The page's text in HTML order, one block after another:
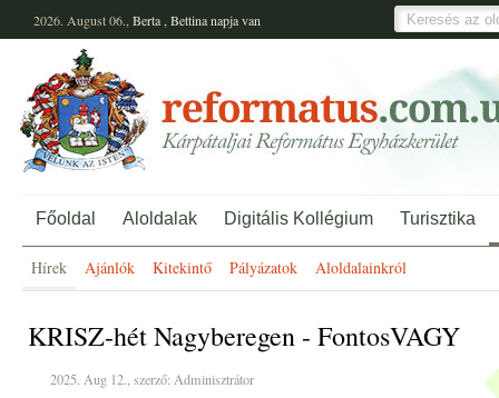
2026. August 06., Berta , Bettinanapja van
Főoldal Aloldalak Digitális Kollégium Turisztika
Hírek Ajánlók Kitekintő Pályázatok Aloldalainkról
KRISZ-hét Nagyberegen - FontosVAGY
2025. Aug 12., szerző: Adminisztrátor